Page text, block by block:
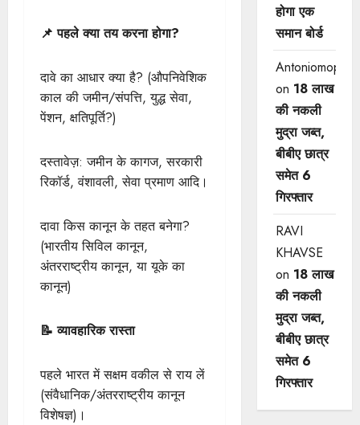
📌 पहले क्या तय करना होगा?
दावे का आधार क्या है? (औपनिवेशिक
काल की जमीन/संपत्ति, युद्ध सेवा,
पेंशन, क्षतिपूर्ति?)
दस्तावेज़: जमीन के कागज, सरकारी
रिकॉर्ड, वंशावली, सेवा प्रमाण आदि।
दावा किस कानून के तहत बनेगा?
(भारतीय सिविल कानून,
अंतरराष्ट्रीय कानून, या यूके का
कानून)
📝 व्यावहारिक रास्ता
पहले भारत में सक्षम वकील से राय लें
(संवैधानिक/अंतरराष्ट्रीय कानून
विशेषज्ञ)।
होगा एक
समान बोर्ड
Antoniomop
on 18 लाख
की नकली
मुद्रा जब्त,
बीबीए छात्र
समेत 6
गिरफ्तार
RAVI
KHAVSE
on 18 लाख
की नकली
मुद्रा जब्त,
बीबीए छात्र
समेत 6
गिरफ्तार